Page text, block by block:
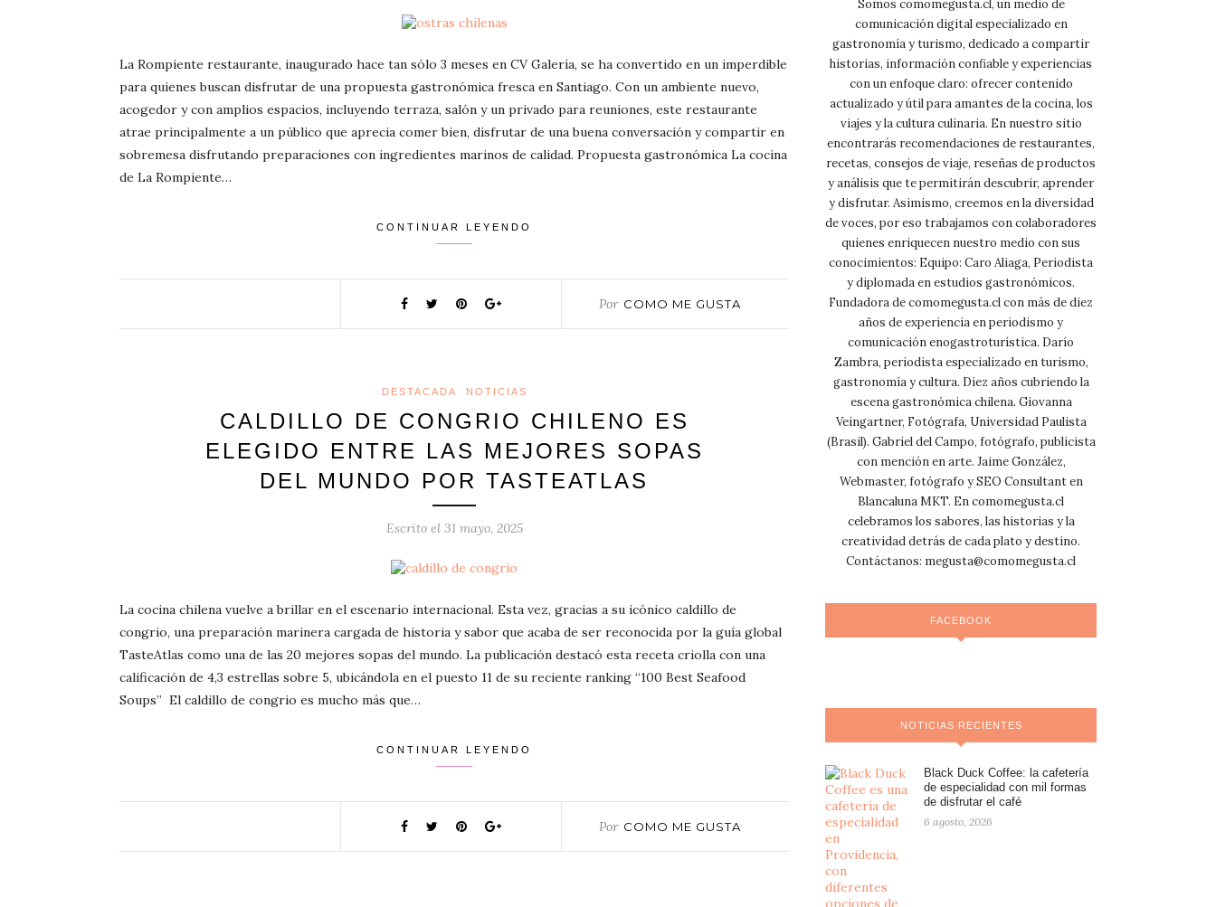
La Rompiente restaurante, inaugurado hace tan sólo 3 meses en CV Galería, se ha convertido en un imperdible
para quienes buscan disfrutar de una propuesta gastronómica fresca en Santiago. Con un ambiente nuevo,
acogedor y con amplios espacios, incluyendo terraza, salón y un privado para reuniones, este restaurante
atrae principalmente a un público que aprecia comer bien, disfrutar de una buena conversación y compartir en
sobremesa disfrutando preparaciones con ingredientes marinos de calidad. Propuesta gastronómica La cocina
de La Rompiente…
CONTINUAR LEYENDO
Por COMO ME GUSTA
DESTACADA NOTICIAS
CALDILLO DE CONGRIO CHILENO ES
ELEGIDO ENTRE LAS MEJORES SOPAS
DEL MUNDO POR TASTEATLAS
Escrito el 31 mayo, 2025
La cocina chilena vuelve a brillar en el escenario internacional. Esta vez, gracias a su icónico caldillo de
congrio, una preparación marinera cargada de historia y sabor que acaba de ser reconocida por la guía global
TasteAtlas como una de las 20 mejores sopas del mundo. La publicación destacó esta receta criolla con una
calificación de 4,3 estrellas sobre 5, ubicándola en el puesto 11 de su reciente ranking “100 Best Seafood
Soups” El caldillo de congrio es mucho más que…
CONTINUAR LEYENDO
Por COMO ME GUSTA
Somos comomegusta.cl, un medio de
comunicación digital especializado en
gastronomía y turismo, dedicado a compartir
historias, información confiable y experiencias
con un enfoque claro: ofrecer contenido
actualizado y útil para amantes de la cocina, los
viajes y la cultura culinaria. En nuestro sitio
encontrarás recomendaciones de restaurantes,
recetas, consejos de viaje, reseñas de productos
y análisis que te permitirán descubrir, aprender
y disfrutar. Asimismo, creemos en la diversidad
de voces, por eso trabajamos con colaboradores
quienes enriquecen nuestro medio con sus
conocimientos: Equipo: Caro Aliaga, Periodista
y diplomada en estudios gastronómicos.
Fundadora de comomegusta.cl con más de diez
años de experiencia en periodismo y
comunicación enogastroturística. Darío
Zambra, periodista especializado en turismo,
gastronomía y cultura. Diez años cubriendo la
escena gastronómica chilena. Giovanna
Veingartner, Fotógrafa, Universidad Paulista
(Brasil). Gabriel del Campo, fotógrafo, publicista
con mención en arte. Jaime González,
Webmaster, fotógrafo y SEO Consultant en
Blancaluna MKT. En comomegusta.cl
celebramos los sabores, las historias y la
creatividad detrás de cada plato y destino.
Contáctanos: megusta@comomegusta.cl
FACEBOOK
NOTICIAS RECIENTES
Black Duck Coffee: la cafetería
de especialidad con mil formas
de disfrutar el café
6 agosto, 2026